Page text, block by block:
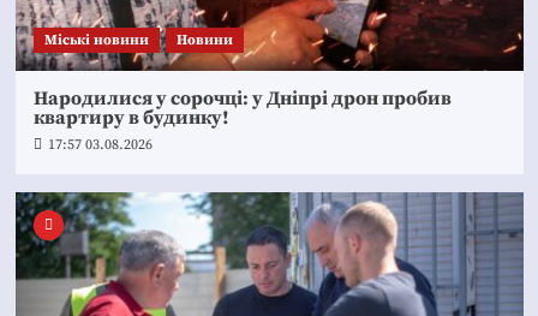
Mіські новини Новини
Народилися у сорочці: у Дніпрі дрон пробив
квартиру в будинку!
17:57 03.08.2026